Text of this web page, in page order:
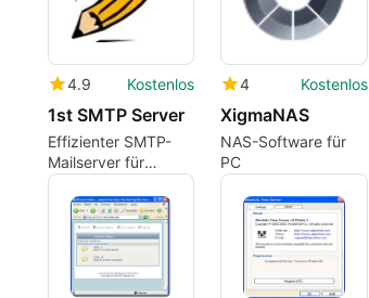
4.9 Kostenlos
1st SMTP Server
Effizienter SMTP-
Mailserver für
Windows
4 Kostenlos
XigmaNAS
NAS-Software für
PC